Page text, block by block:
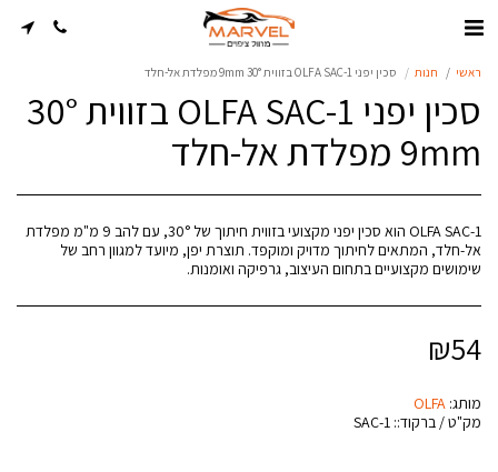
ראשי חנות סכין יפני OLFA SAC-1 בזווית 30° 9mm מפלדת אל-חלד
סכין יפני OLFA SAC-1 בזווית 30°
9mm מפלדת אל-חלד
OLFA SAC-1 הוא סכין יפני מקצועי בזווית חיתוך של 30°, עם להב 9 מ"מ מפלדת
אל-חלד, המתאים לחיתוך מדויק ומוקפד. תוצרת יפן, מיועד למגוון רחב של
שימושים מקצועיים בתחום העיצוב, גרפיקה ואומנות.
₪54
מותג: OLFA
מק"ט / ברקוד:: SAC-1